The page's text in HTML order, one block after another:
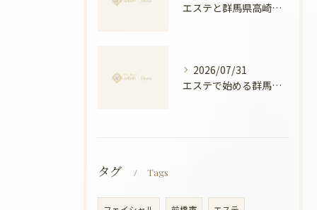
エステと群馬県高崎市の骨盤ケアで叶える産後ケアと美姿勢の新常識
2026/07/31
エステで始める群馬県高崎市の温活美容と冷え対策徹底ガイド
タグ Tags